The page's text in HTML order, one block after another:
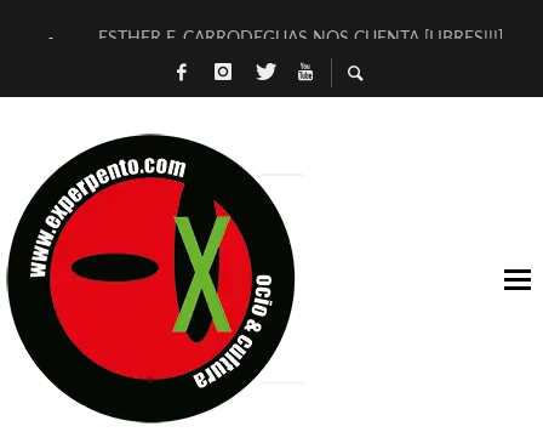
ESTHER F. CARRODEGUAS NOS CUENTA [LIBRES!!!]
[TERRA DE GUAPES] DE SANDRA MONFORT
TIMBRE 4, LA ESCUELA DEL DIRECTOR TEATRAL CLAUDIO
30 AÑOS (NO ES NADA) DE LA KATARSIS DEL TOMATAZO
MILITARES JUDÍAS EN #EXVITA
D’BALDOMEROS REINVENTAN [BITÁCORA 3.0] EN EXVITA
MARSHALL FLASH PRESENTA EN EXVITA [RELATIVA
JOFRE BARDAGÍ EN EXVITA INTERPRETANDO A SERRAT